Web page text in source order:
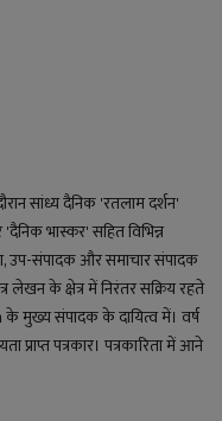
सांध्य दैनिक 'रतलाम दर्शन'
भास्कर' सहित विभिन्न
उप-संपादक और समाचार संपादक
लेखन के क्षेत्र में निरंतर सक्रिय रहते
के मुख्य संपादक के दायित्व में। वर्ष
प्राप्त पत्रकार। पत्रकारिता में आने